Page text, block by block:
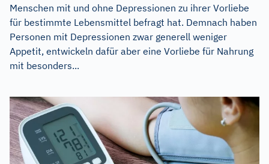
Menschen mit und ohne Depressionen zu ihrer Vorliebe
für bestimmte Lebensmittel befragt hat. Demnach haben
Personen mit Depressionen zwar generell weniger
Appetit, entwickeln dafür aber eine Vorliebe für Nahrung
mit besonders...